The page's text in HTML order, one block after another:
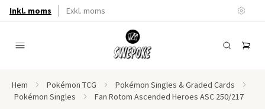
Inkl. moms Exkl. moms
Hem Pokémon TCG
Pokémon Singles & Graded Cards
Pokémon Singles
Fan Rotom Ascended Heroes ASC 250/217